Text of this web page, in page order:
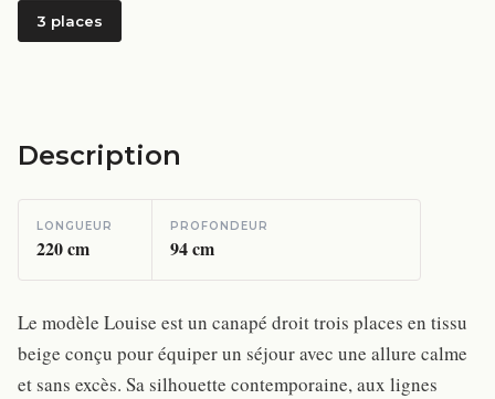
3 places
Description
LONGUEUR
220cm
PROFONDEUR
94cm
Le modèle Louise est un canapé droit trois places en tissu
beige conçu pour équiper un séjour avec une allure calme
et sans excès. Sa silhouette contemporaine, aux lignes